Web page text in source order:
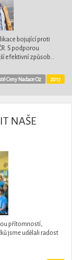
bojující proti
S podporou
efektivní způsob...
2017
Ceny Nadace O2
NAŠE
přítomností,
jsme udělali radost